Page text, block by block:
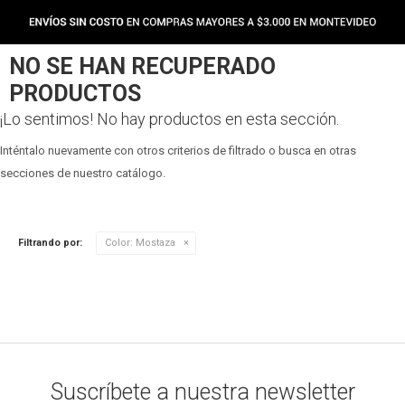
NO SE HAN RECUPERADO
PRODUCTOS
¡Lo sentimos! No hay productos en esta sección.
Inténtalo nuevamente con otros criterios de filtrado o busca en otras
secciones de nuestro catálogo.
Filtrando por: Color: Mostaza
Suscríbete a nuestra newsletter